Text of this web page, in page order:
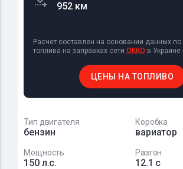
952 км
Расчет составлен на основании данных по
топлива на заправках сети OKKO в Украине
ЦЕНЫ НА ТОПЛИВО
Тип двигателя
бензин
Коробка
вариатор
Мощность
150 л.с.
Разгон
12.1 с